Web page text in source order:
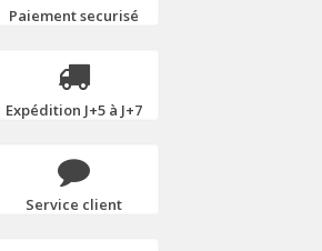
Paiement securisé
Expédition J+5 à J+7
Service client